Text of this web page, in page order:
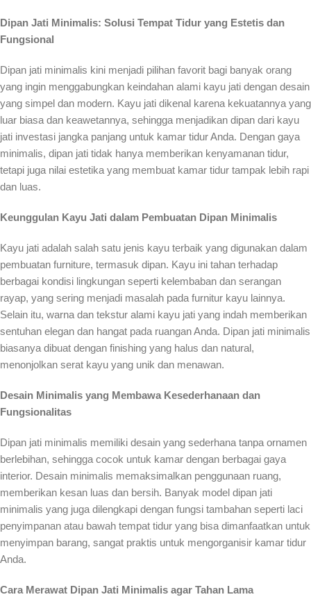
Dipan Jati Minimalis: Solusi Tempat Tidur yang Estetis dan
Fungsional
Dipan jati minimalis kini menjadi pilihan favorit bagi banyak orang
yang ingin menggabungkan keindahan alami kayu jati dengan desain
yang simpel dan modern. Kayu jati dikenal karena kekuatannya yang
luar biasa dan keawetannya, sehingga menjadikan dipan dari kayu
jati investasi jangka panjang untuk kamar tidur Anda. Dengan gaya
minimalis, dipan jati tidak hanya memberikan kenyamanan tidur,
tetapi juga nilai estetika yang membuat kamar tidur tampak lebih rapi
dan luas.
Keunggulan Kayu Jati dalam Pembuatan Dipan Minimalis
Kayu jati adalah salah satu jenis kayu terbaik yang digunakan dalam
pembuatan furniture, termasuk dipan. Kayu ini tahan terhadap
berbagai kondisi lingkungan seperti kelembaban dan serangan
rayap, yang sering menjadi masalah pada furnitur kayu lainnya.
Selain itu, warna dan tekstur alami kayu jati yang indah memberikan
sentuhan elegan dan hangat pada ruangan Anda. Dipan jati minimalis
biasanya dibuat dengan finishing yang halus dan natural,
menonjolkan serat kayu yang unik dan menawan.
Desain Minimalis yang Membawa Kesederhanaan dan
Fungsionalitas
Dipan jati minimalis memiliki desain yang sederhana tanpa ornamen
berlebihan, sehingga cocok untuk kamar dengan berbagai gaya
interior. Desain minimalis memaksimalkan penggunaan ruang,
memberikan kesan luas dan bersih. Banyak model dipan jati
minimalis yang juga dilengkapi dengan fungsi tambahan seperti laci
penyimpanan atau bawah tempat tidur yang bisa dimanfaatkan untuk
menyimpan barang, sangat praktis untuk mengorganisir kamar tidur
Anda.
Cara Merawat Dipan Jati Minimalis agar Tahan Lama